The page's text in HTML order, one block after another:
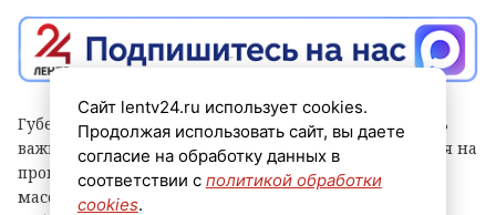
Губернатор Александр Дрозденко заявил, что теперь
важно сохранить лидерство после отмены моратория на
проверки, а для этого контроль должен быть не
массовым, а точным и современным. Чтобы этого
Сайт lentv24.ru использует cookies.
Продолжая использовать сайт, вы даете
согласие на обработку данных в
соответствии с политикой обработки
cookies.